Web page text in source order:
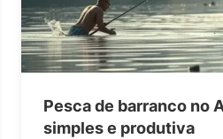
Pesca de barranco no
simples e produtiva